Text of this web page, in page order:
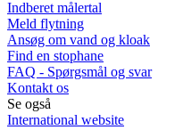
Indberet målertal
Meld flytning
Ansøg om vand og kloak
Find en stophane
FAQ - Spørgsmål og svar
Kontakt os
Se også
International website